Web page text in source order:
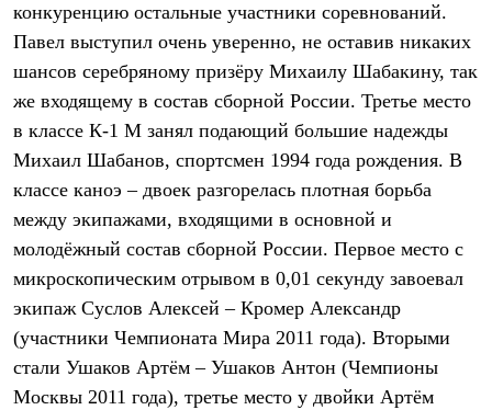
Среднее термобелье
Легкое термобелье
Флисовая одежда
Брюки
Детская одежда
Утепленная пухом
Комбинезоны
Куртки
Утепленная синтетикой
Комбинезоны
Куртки
Брюки
Лёгкая одежда
Футболки
Толстовки
Брюки
Софтшелл одежда
конкуренцию остальные участники соревнований.
Павел выступил очень уверенно, не оставив никаких
шансов серебряному призёру Михаилу Шабакину, так
же входящему в состав сборной России. Третье место
в классе К-1 М занял подающий большие надежды
Михаил Шабанов, спортсмен 1994 года рождения. В
классе каноэ – двоек разгорелась плотная борьба
между экипажами, входящими в основной и
молодёжный состав сборной России. Первое место с
микроскопическим отрывом в 0,01 секунду завоевал
экипаж Суслов Алексей – Кромер Александр
(участники Чемпионата Мира 2011 года). Вторыми
стали Ушаков Артём – Ушаков Антон (Чемпионы
Москвы 2011 года), третье место у двойки Артём